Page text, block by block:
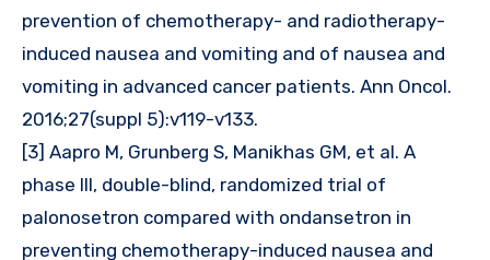
prevention of chemotherapy- and radiotherapy-
induced nausea and vomiting and of nausea and
vomiting in advanced cancer patients. Ann Oncol.
2016;27(suppl 5):v119-v133.
[3] Aapro M, Grunberg S, Manikhas GM, et al. A
phase III, double-blind, randomized trial of
palonosetron compared with ondansetron in
preventing chemotherapy-induced nausea and